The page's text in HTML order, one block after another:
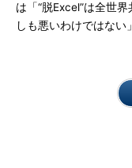
は「“脱Excel”は全世
しも悪いわけではない